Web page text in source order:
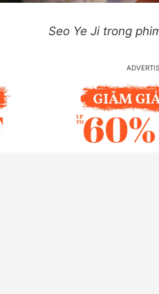
Seo Ye Ji trong